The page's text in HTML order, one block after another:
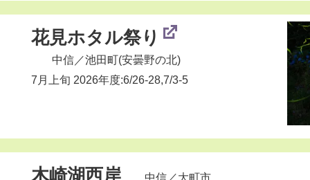
花見ホタル祭り
中信 ／池田町(安曇野の北)
7月上旬 2026年度:6/26-28,7/3-5
木崎湖西岸 中信 ／大町市